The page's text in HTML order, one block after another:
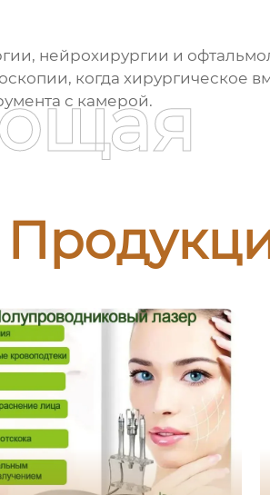
нейрохирургии и
когда хирургическое
с камерой.